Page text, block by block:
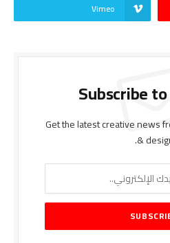
Vimeo
Subscribe
Get the latest creative news
&